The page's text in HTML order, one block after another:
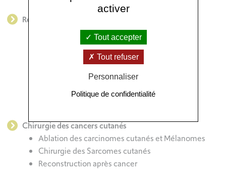
Reconstruction mammaire après cancer
Lambeau abdominal DIEP et de cuisse PAP
Lambeau Grand Dorsal
Microchirurgie
Reconstruction mammaire immédiate
Chirurgie des cancers cutanés
Ablation des carcinomes cutanés et Mélanomes
Chirurgie des Sarcomes cutanés
Reconstruction après cancer
activer
Tout accepter
Tout refuser
Personnaliser
Politique de confidentialité